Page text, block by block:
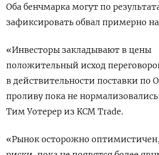
Оба бенчмарка могут по
зафиксировать обвал примерно на
«Инвесторы закладывают в цены
положительный исход
в действительности поставки по
проливу пока не
Тим Уотерер из KCM Trade.
«Рынок осторожно